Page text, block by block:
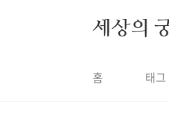
세상의
홈 태그